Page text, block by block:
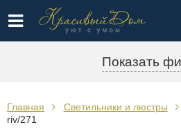
Показать
Главная Светильники и люстры
riv/271